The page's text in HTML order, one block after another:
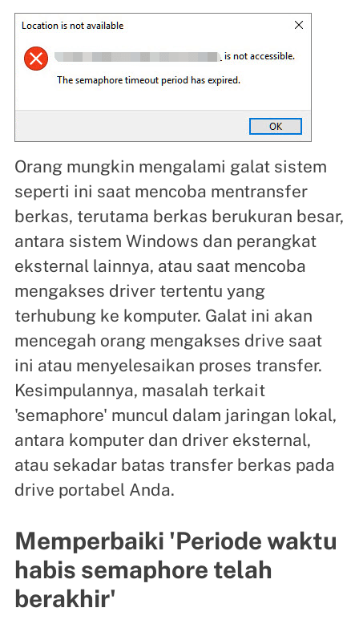
Orang mungkin mengalami galat sistem
seperti ini saat mencoba mentransfer
berkas, terutama berkas berukuran besar,
antara sistem Windows dan perangkat
eksternal lainnya, atau saat mencoba
mengakses driver tertentu yang
terhubung ke komputer. Galat ini akan
mencegah orang mengakses drive saat
ini atau menyelesaikan proses transfer.
Kesimpulannya, masalah terkait
'semaphore' muncul dalam jaringan lokal,
antara komputer dan driver eksternal,
atau sekadar batas transfer berkas pada
drive portabel Anda.
Memperbaiki 'Periode waktu
habis semaphore telah
berakhir'